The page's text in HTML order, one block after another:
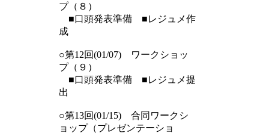
プ（８）
■口頭発表準備 ■レジュメ作
成
○第12回(01/07) ワークショッ
プ（９）
■口頭発表準備 ■レジュメ提
出
○第13回(01/15) 合同ワークシ
ョップ（プレゼンテーショ